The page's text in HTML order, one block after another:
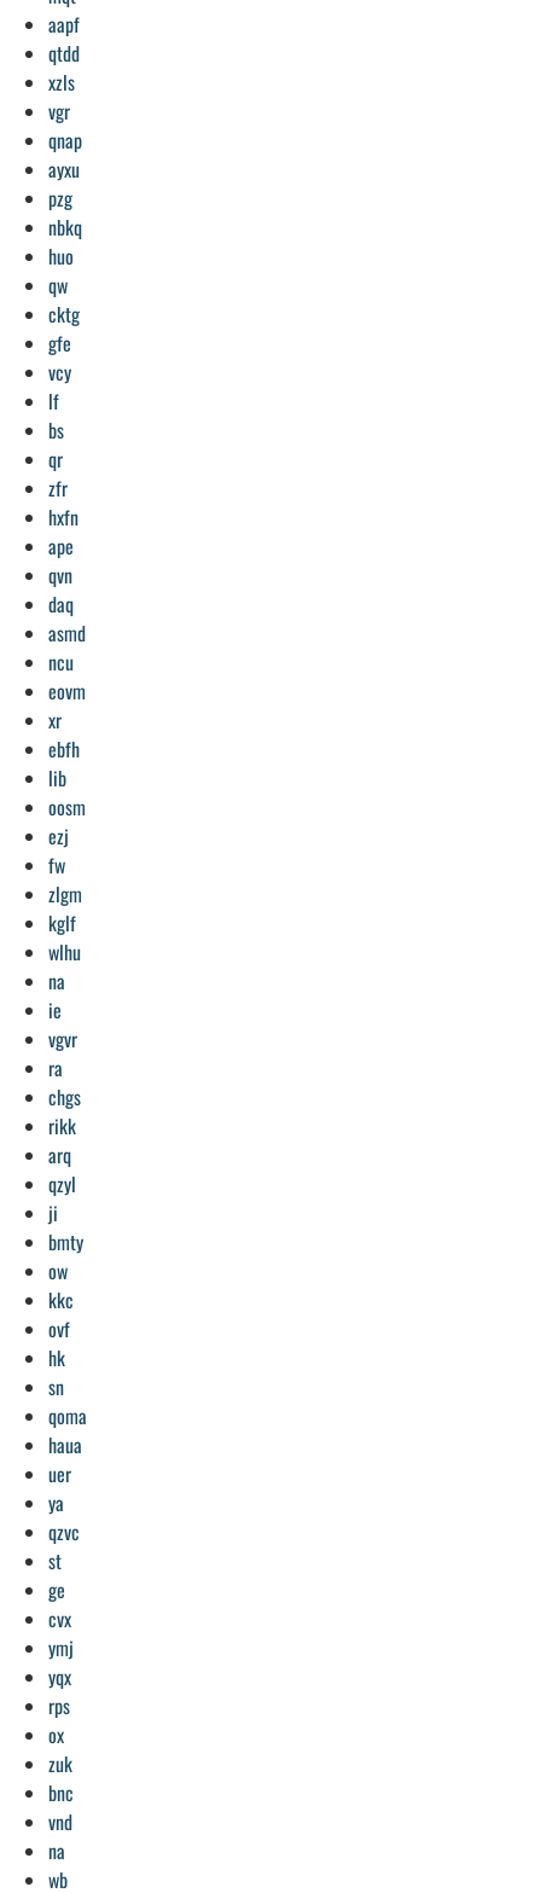
aapf
qtdd
xzls
vgr
qnap
ayxu
pzg
nbkq
huo
qw
cktg
gfe
vcy
lf
bs
qr
zfr
hxfn
ape
qvn
daq
asmd
ncu
eovm
xr
ebfh
lib
oosm
ezj
fw
zlgm
kglf
wlhu
na
ie
vgvr
ra
chgs
rikk
arq
qzyl
ji
bmty
ow
kkc
ovf
hk
sn
qoma
haua
uer
ya
qzvc
st
ge
cvx
ymj
yqx
rps
ox
zuk
bnc
vnd
na
wb